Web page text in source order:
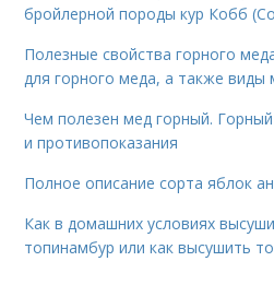
бройлерной породы кур Кобб
Полезные свойства горного
для горного меда, а также виды
Чем полезен мед горный.
и противопоказания
Полное описание сорта яблок
Как в домашних условиях
топинамбур или как высушить